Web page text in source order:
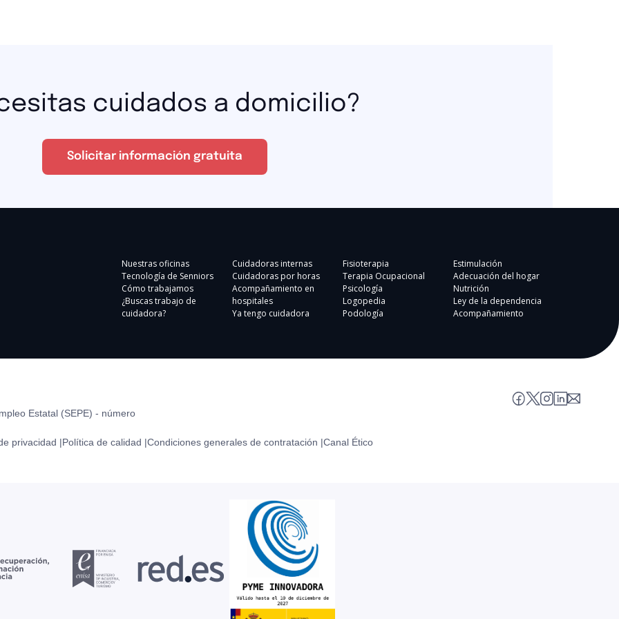
cuidados a domicilio?
Solicitar información gratuita
Nuestras oficinas
Tecnología de Senniors
Cómo trabajamos
¿Buscas trabajo de
cuidadora?
Cuidadoras internas
Cuidadoras por horas
Acompañamiento en
hospitales
Ya tengo cuidadora
Fisioterapia
Terapia Ocupacional
Psicología
Logopedia
Podología
Estimulación
Adecuación del hogar
Nutrición
Ley de la dependencia
Acompañamiento
Estatal (SEPE) - número
privacidad |Política de calidad |Condiciones generales de contratación |Canal Ético